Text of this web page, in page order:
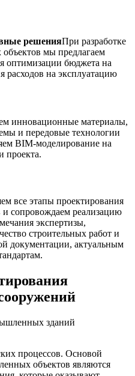
решенияПри разработке
мы предлагаем
оптимизации бюджета на
расходов на эксплуатацию
инновационные материалы,
и передовые технологии
BIM-моделирование на
проекта.
все этапы проектирования
сопровождаем реализацию
экспертизы,
строительных работ и
документации, актуальным
зданий
процессов. Основой
объектов являются